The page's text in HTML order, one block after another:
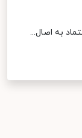
به اصال...